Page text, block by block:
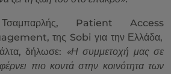
Patient Access
, της Sobi για την Ελλάδα,
δήλωσε: «Η συμμετοχή μας σε
πιο κοντά στην κοινότητα των